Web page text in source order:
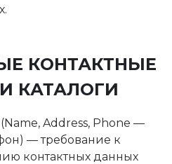
КОНТАКТНЫЕ
КАТАЛОГИ
Address, Phone —
— требование к
контактных данных